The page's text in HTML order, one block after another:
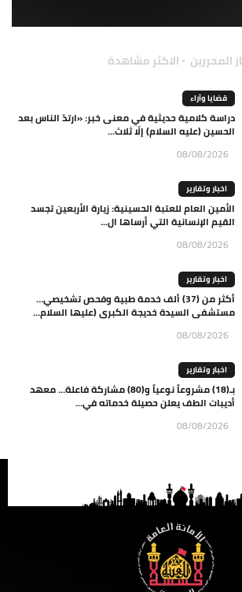
المحررين الاكثر مشاهدة
قضايا وآراء
دراسة كلامية حديثية في معنى خبر: «ارتدّ الناس بعد
الحسين (عليه السلام) إلّا ثلاث...
08/08/2026
اخبار وتقارير
الأمين العام للعتبة الحسينية: زيارة الأربعين تجسد
القيم الإنسانية التي أرساها ال...
08/08/2026
اخبار وتقارير
أكثر من (37) ألف خدمة طبية وفحص تشخيصي…
مستشفى السيدة خديجة الكبرى (عليها السلام...
08/08/2026
اخبار وتقارير
بـ(18) مشروعاً نوعياً و(80) مشاركة فاعلة… معهد
أديبات الطف يعلن حصيلة خدماته في...
08/08/2026